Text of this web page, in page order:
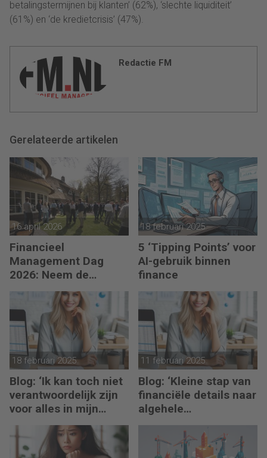
betalingstermijnen bij klanten’ (62%), ‘slechte liquiditeit’
(61%) en ‘de kredietcrisis’ (47%).
Redactie FM
Gerelateerde artikelen
16 april 2026
Financieel
Management Dag
2026: Neem de
toekomst in eigen
18 februari 2025
5 ‘Tipping Points’ voor
AI-gebruik binnen
finance
18 februari 2025
Blog: ‘Ik kan toch niet
verantwoordelijk zijn
voor alles in mijn
waardeketen?’
11 februari 2025
Blog: ‘Kleine stap van
financiële details naar
algehele
duurzaamheid ‘